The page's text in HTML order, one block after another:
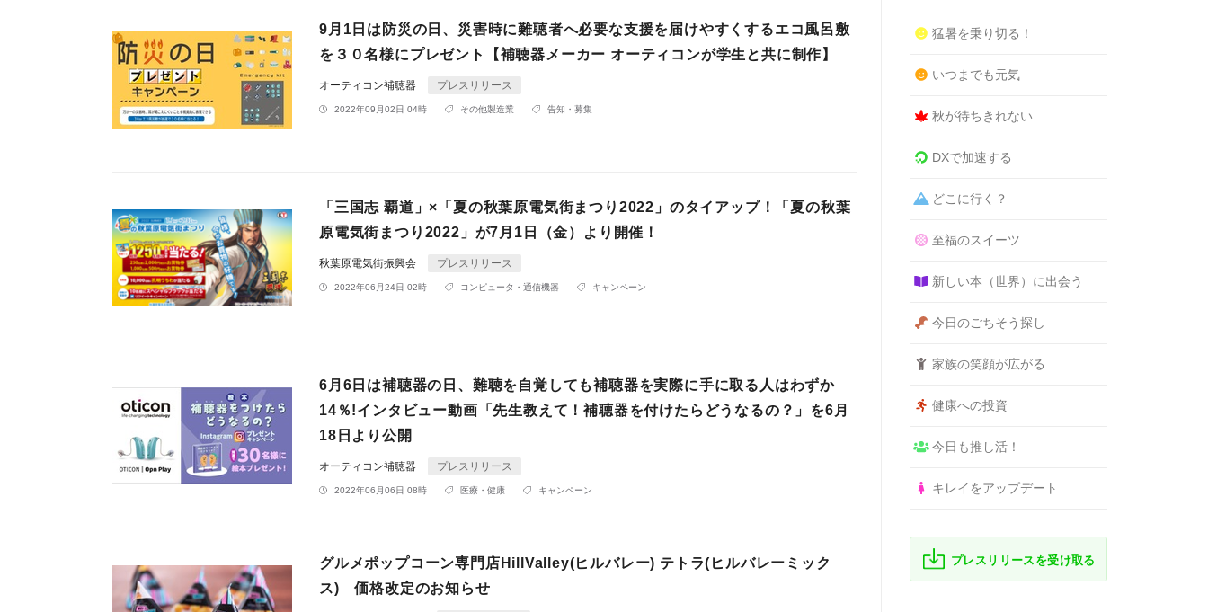
9月1日は防災の日、災害時に難聴者へ必要な支援を届けやすくするエコ風呂敷
を３０名様にプレゼント【補聴器メーカー オーティコンが学生と共に制作】
オーティコン補聴器 プレスリリース
2022年09月02日 04時 その他製造業 告知・募集
「三国志 覇道」×「夏の秋葉原電気街まつり2022」のタイアップ！「夏の秋葉
原電気街まつり2022」が7月1日（金）より開催！
秋葉原電気街振興会 プレスリリース
2022年06月24日 02時 コンピュータ・通信機器 キャンペーン
6月6日は補聴器の日、難聴を自覚しても補聴器を実際に手に取る人はわずか
14％!インタビュー動画「先生教えて！補聴器を付けたらどうなるの？」を6月
18日より公開
オーティコン補聴器 プレスリリース
2022年06月06日 08時 医療・健康 キャンペーン
グルメポップコーン専門店HillValley(ヒルバレー) テトラ(ヒルバレーミック
ス) 価格改定のお知らせ
猛暑を乗り切る！
いつまでも元気
秋が待ちきれない
DXで加速する
どこに行く？
至福のスイーツ
新しい本（世界）に出会う
今日のごちそう探し
家族の笑顔が広がる
健康への投資
今日も推し活！
キレイをアップデート
プレスリリースを受け取る